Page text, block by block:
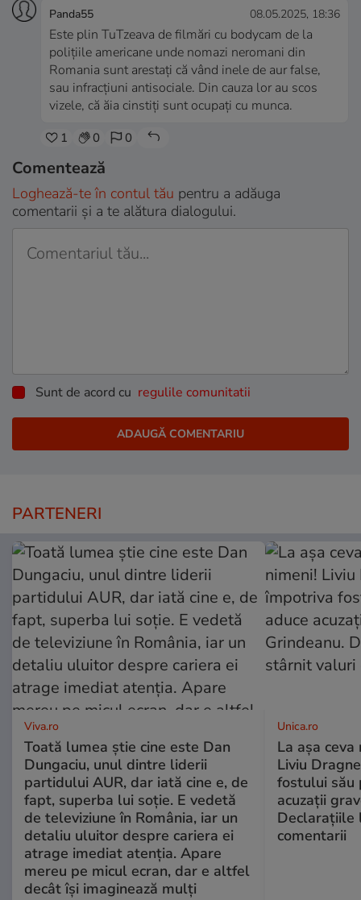
Panda55 08.05.2025, 18:36
Este plin TuTzeava de filmări cu bodycam de la
polițiile americane unde nomazi neromani din
Romania sunt arestați că vând inele de aur false,
sau infracțiuni antisociale. Din cauza lor au scos
vizele, că ăia cinstiți sunt ocupați cu munca.
1 0 0
Comentează
Loghează-te în contul tău pentru a adăuga
comentarii și a te alătura dialogului.
Sunt de acord cu regulile comunitatii
PARTENERI
Viva.ro
Toată lumea știe cine este Dan
Dungaciu, unul dintre liderii
partidului AUR, dar iată cine e, de
fapt, superba lui soție. E vedetă
de televiziune în România, iar un
detaliu uluitor despre cariera ei
atrage imediat atenția. Apare
mereu pe micul ecran, dar e altfel
decât își imaginează mulți
Unica.ro
La așa
Liviu
fostului său
acuzații
Declarațiile
comentarii